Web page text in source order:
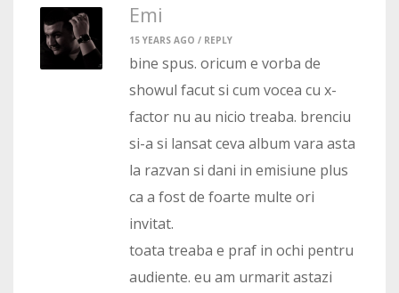
Emi
15 YEARS AGO / REPLY
bine spus. oricum e vorba de
showul facut si cum vocea cu x-
factor nu au nicio treaba. brenciu
si-a si lansat ceva album vara asta
la razvan si dani in emisiune plus
ca a fost de foarte multe ori
invitat.
toata treaba e praf in ochi pentru
audiente. eu am urmarit astazi